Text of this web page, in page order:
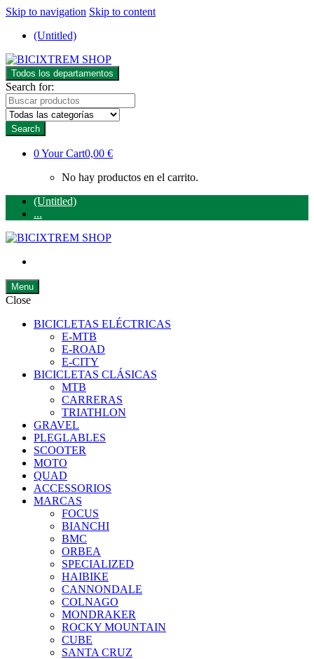
Skip to navigation Skip to content
(Untitled)
Todos los departamentos
Search for:
Search
0Your Cart0,00 €
No hay productos en el carrito.
(Untitled)
...
Menu
Close
BICICLETAS ELÉCTRICAS
E-MTB
E-ROAD
E-CITY
BICICLETAS CLÁSICAS
MTB
CARRERAS
TRIATHLON
GRAVEL
PLEGLABLES
SCOOTER
MOTO
QUAD
ACCESSORIOS
MARCAS
FOCUS
BIANCHI
BMC
ORBEA
SPECIALIZED
HAIBIKE
CANNONDALE
COLNAGO
MONDRAKER
ROCKY MOUNTAIN
CUBE
SANTA CRUZ